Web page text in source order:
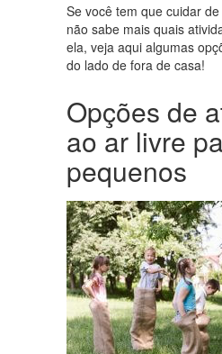
Se você tem que cuidar
não sabe mais quais
ela, veja aqui algumas
do lado de fora de casa!
Opções de
ao ar livre
pequenos